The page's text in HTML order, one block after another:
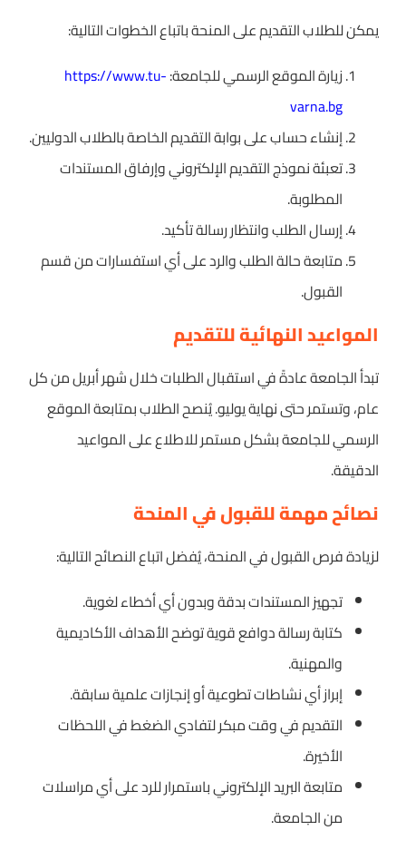
يمكن للطلاب التقديم على المنحة باتباع الخطوات التالية:
زيارة الموقع الرسمي للجامعة:https://www.tu-
varna.bg
إنشاء حساب على بوابة التقديم الخاصة بالطلاب الدوليين.
تعبئة نموذج التقديم الإلكتروني وإرفاق المستندات
المطلوبة.
إرسال الطلب وانتظار رسالة تأكيد.
متابعة حالة الطلب والرد على أي استفسارات من قسم
القبول.
المواعيد النهائية للتقديم
تبدأ الجامعة عادةً في استقبال الطلبات خلال شهر أبريل من كل
عام، وتستمر حتى نهاية يوليو. يُنصح الطلاب بمتابعة الموقع
الرسمي للجامعة بشكل مستمر للاطلاع على المواعيد
الدقيقة.
نصائح مهمة للقبول في المنحة
لزيادة فرص القبول في المنحة، يُفضل اتباع النصائح التالية:
تجهيز المستندات بدقة وبدون أي أخطاء لغوية.
كتابة رسالة دوافع قوية توضح الأهداف الأكاديمية
والمهنية.
إبراز أي نشاطات تطوعية أو إنجازات علمية سابقة.
التقديم في وقت مبكر لتفادي الضغط في اللحظات
الأخيرة.
متابعة البريد الإلكتروني باستمرار للرد على أي مراسلات
من الجامعة.